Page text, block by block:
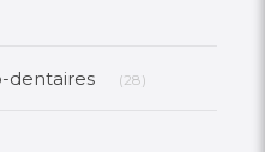
dentaires (28)